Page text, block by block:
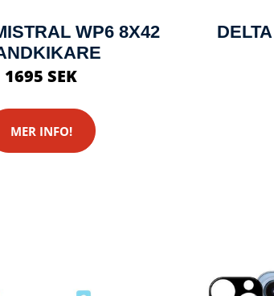
WP6 8X42
1695 SEK
MER INFO!